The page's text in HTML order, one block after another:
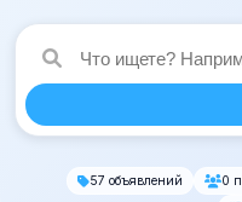
57 объявлений 0